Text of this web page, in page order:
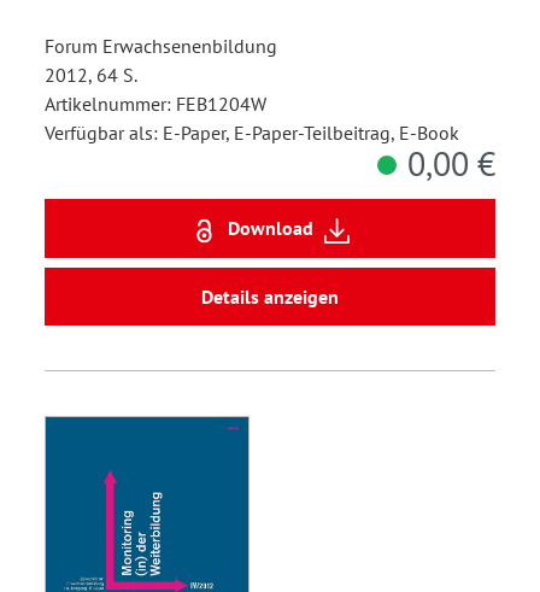
Forum Erwachsenenbildung
2012, 64 S.
Artikelnummer: FEB1204W
Verfügbar als: E-Paper, E-Paper-Teilbeitrag, E-Book
0,00 €
Download
Details anzeigen